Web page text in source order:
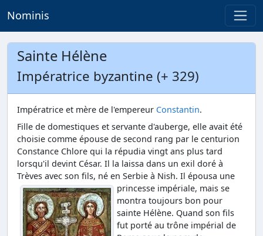
Nominis
Sainte Hélène
Impératrice byzantine (+ 329)
Impératrice et mère de l'empereur Constantin.
Fille de domestiques et servante d'auberge, elle avait été
choisie comme épouse de second rang par le centurion
Constance Chlore qui la répudia vingt ans plus tard
lorsqu'il devint César. Il la laissa dans un exil doré à
Trèves avec son fils, né en Serbie à Nish. Il épousa une
princesse impériale, mais se
montra toujours bon pour
sainte Hélène. Quand son fils
fut porté au trône impérial de